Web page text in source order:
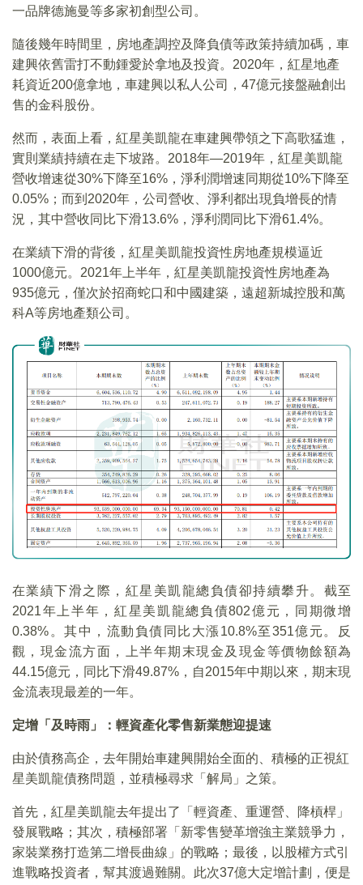
一品牌德施曼等多家初創型公司。
隨後幾年時間里，房地產調控及降負債等政策持續加碼，車
建興依舊雷打不動鍾愛於拿地及投資。2020年，紅星地產
耗資近200億拿地，車建興以私人公司，47億元接盤融創出
售的金科股份。
然而，表面上看，紅星美凱龍在車建興帶領之下高歌猛進，
實則業績持續在走下坡路。2018年—2019年，紅星美凱龍
營收增速從30%下降至16%，淨利潤增速同期從10%下降至
0.05%；而到2020年，公司營收、淨利都出現負增長的情
況，其中營收同比下滑13.6%，淨利潤同比下滑61.4%。
在業績下滑的背後，紅星美凱龍投資性房地產規模逼近
1000億元。2021年上半年，紅星美凱龍投資性房地產為
935億元，僅次於招商蛇口和中國建築，遠超新城控股和萬
科A等房地產類公司。
在業績下滑之際，紅星美凱龍總負債卻持續攀升。截至
2021年上半年，紅星美凱龍總負債802億元，同期微增
0.38%。其中，流動負債同比大漲10.8%至351億元。反
觀，現金流方面，上半年期末現金及現金等價物餘額為
44.15億元，同比下滑49.87%，自2015年中期以來，期末現
金流表現最差的一年。
定增「及時雨」：輕資產化零售新業態迎提速
由於債務高企，去年開始車建興開始全面的、積極的正視紅
星美凱龍債務問題，並積極尋求「解局」之策。
首先，紅星美凱龍去年提出了「輕資產、重運營、降槓桿」
發展戰略；其次，積極部署「新零售變革增強主業競爭力，
家裝業務打造第二增長曲線」的戰略；最後，以股權方式引
進戰略投資者，幫其渡過難關。此次37億大定增計劃，便是